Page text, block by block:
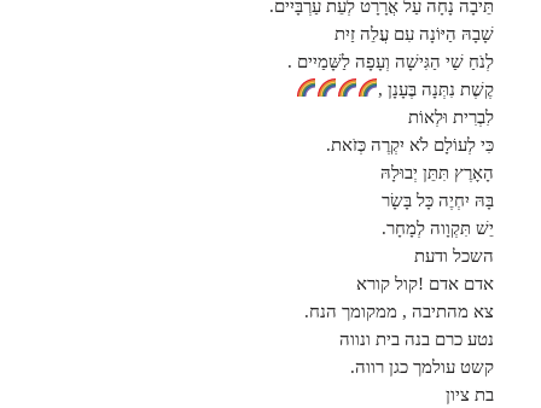
תֵּיבָה נָחָה עַל אֲרָרָט לְעֵת עַרְבָּיִים.
שָׁבָהּ הַיּוֹנָה עִם עֲלֵה זַיִת
לְנֹחַ שַׁי הַגִּישָׁה וְעָפָה לַשָּׁמַיִים .
קֶשֶׁת נִתְּנָה בֶּעָנָן ,
לִבְרִית וּלְאוֹת
כִּי לְעוֹלָם לֹא יִקְרֶה כְּזֹאת.
הָאָרֶץ תִּתֵּן יְבוּלָהּ
בָּהּ יִחְיֶה כָּל בָּשָׂר
יֵשׁ תִּקְוָוה לְמָחָר.
השכל ודעת
אדם אדם !קול קורא
צא מהתיבה , ממקומך הנח.
נטע כרם בנה בית ונווה
קשט עולמך כגן רווה.
בת ציון